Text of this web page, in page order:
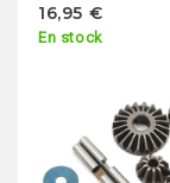
16,95 €
En stock